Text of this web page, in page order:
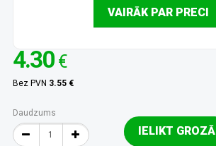
VAIRĀK PAR PRECI
4.30 €
Bez PVN 3.55 €
Daudzums
IELIKT GROZĀ